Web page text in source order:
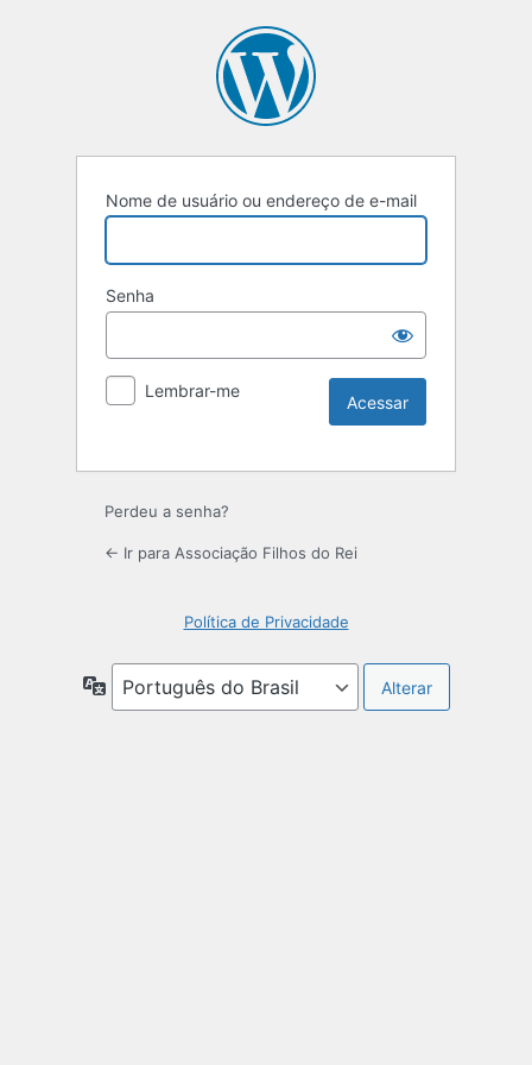
Nome de usuário ou endereço de e-mail
Senha
Lembrar-me
Perdeu a senha?
← Ir para Associação Filhos do Rei
Política de Privacidade
Idioma